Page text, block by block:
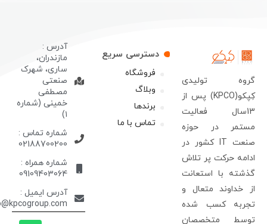
تولیدی
کِپکو(KPCO) پس از
13سال فعالیت
در حوزه
صنعت IT کشور در
حرکت پر تلاش
با استعانت
خداوند متعال و
کسب شده
متخصصان
دسترسی سریع
فروشگاه
وبلاگ
برندها
تماس با ما
آدرس :
مازندران،
ساری، شهرک
صنعتی
مصطفی
خمینی (شماره
شماره تماس :
02188700200
شماره همراه :
09109403064
آدرس ایمیل :
info@kpcogroup.com